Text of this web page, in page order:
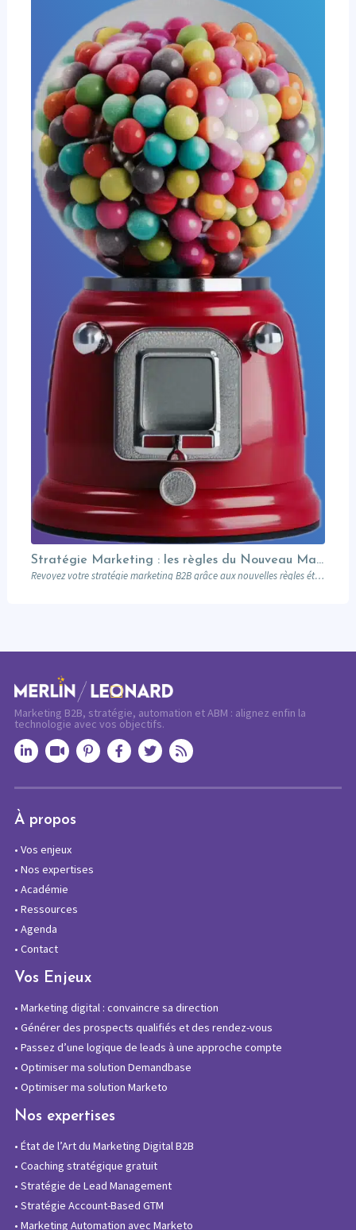
Stratégie Marketing : les règles du Nouveau Manuel B2B selon Jon Miller
Revoyez votre stratégie marketing B2B grâce aux nouvelles règles établies par Jon Miller. Apprenez des erreurs du passé pour réussir dans un marché en constante évolution.
Marketing B2B, stratégie, automation et ABM : alignez enfin la
technologie avec vos objectifs.
À propos
• Vos enjeux
• Nos expertises
• Académie
• Ressources
• Agenda
• Contact
Vos Enjeux
• Marketing digital : convaincre sa direction
• Générer des prospects qualifiés et des rendez-vous
• Passez d’une logique de leads à une approche compte
• Optimiser ma solution Demandbase
• Optimiser ma solution Marketo
Nos expertises
• État de l’Art du Marketing Digital B2B
• Coaching stratégique gratuit
• Stratégie de Lead Management
• Stratégie Account-Based GTM
• Marketing Automation avec Marketo